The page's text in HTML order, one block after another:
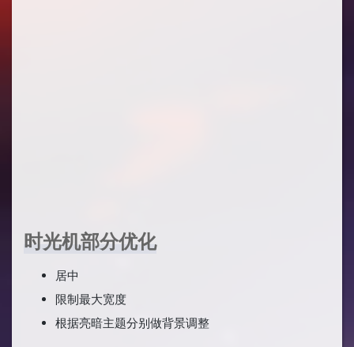
时光机部分优化
居中
限制最大宽度
根据亮暗主题分别做背景调整